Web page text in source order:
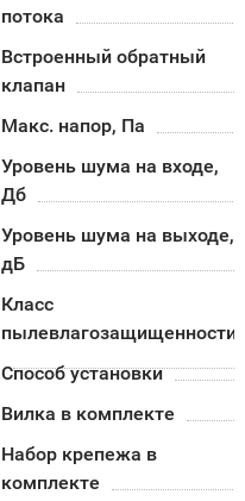
потока
Встроенный обратный
клапан
Макс. напор, Па
Уровень шума на входе,
Дб
Уровень шума на выходе,
дБ
Класс
пылевлагозащищенности
Способ установки
Вилка в комплекте
Набор крепежа в
комплекте